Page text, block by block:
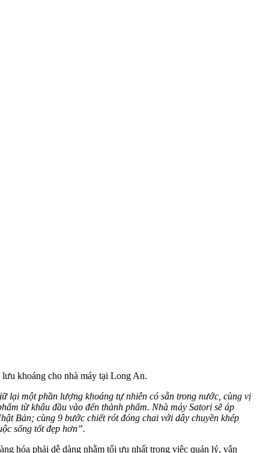
khoáng cho nhà máy tại Long An.
lại một phần lượng khoáng tự nhiên có sẵn trong nước, cùng vị
từ khâu đầu vào đến thành phẩm. Nhà máy Satori sẽ áp
Bản; cùng 9 bước chiết rót đóng chai với dây chuyền khép
sống tốt đẹp hơn”.
hóa phải dễ dàng nhằm tối ưu nhất trong việc quản lý, vận